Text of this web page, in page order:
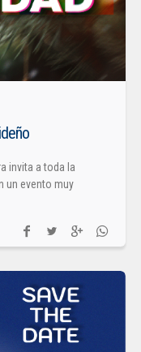
invita a toda la
un evento muy